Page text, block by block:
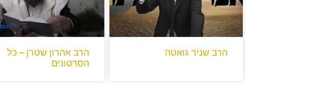
הרב שניר גואטה
הרב אהרון שטרן – כל
הסרטונים